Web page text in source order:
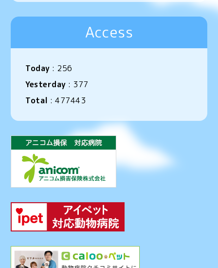
Access
Today : 256
Yesterday : 377
Total :477443